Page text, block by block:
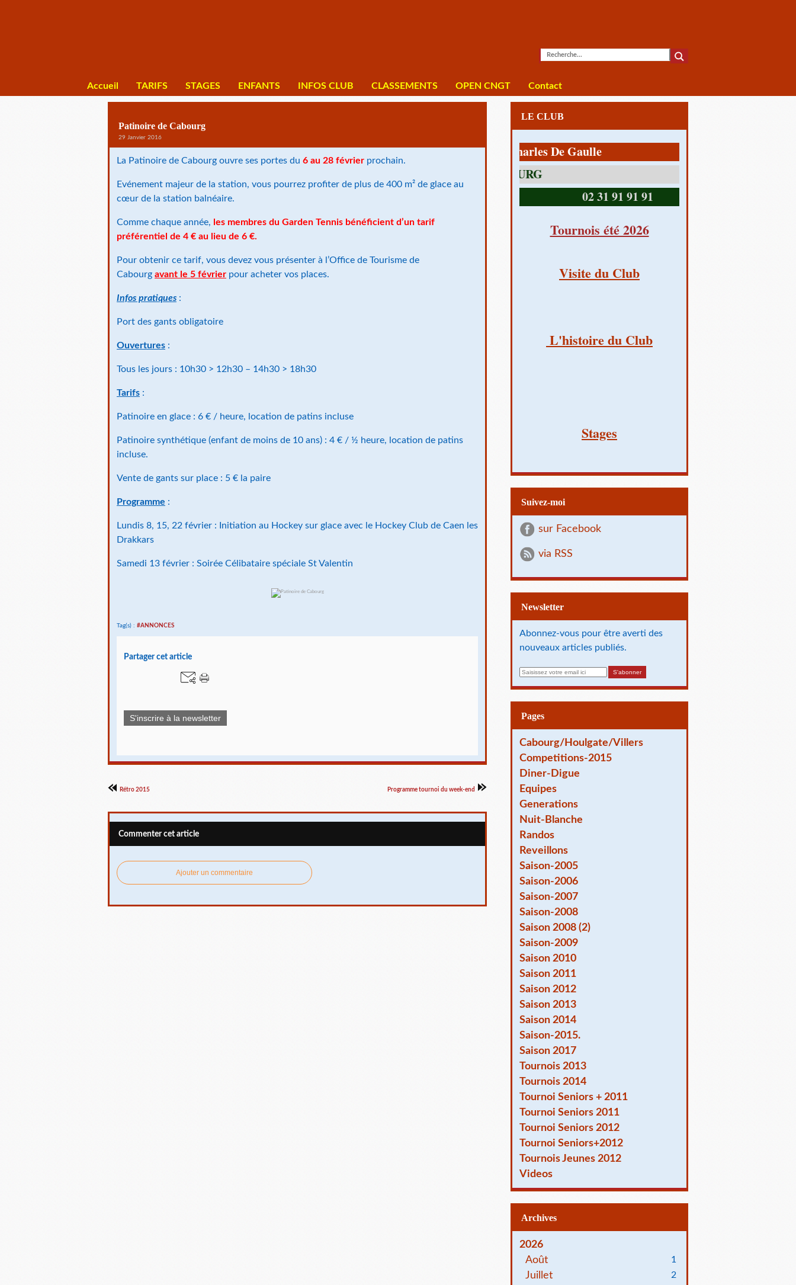
Accueil TARIFS STAGES ENFANTS INFOS CLUB CLASSEMENTS OPEN CNGT Contact
Patinoire de Cabourg
29 Janvier 2016
La Patinoire de Cabourg ouvre ses portes du 6 au 28 février prochain.
Evénement majeur de la station, vous pourrez profiter de plus de 400 m² de glace au
cœur de la station balnéaire.
Comme chaque année, les membres du Garden Tennis bénéficient d’un tarif
préférentiel de 4 € au lieu de 6 €.
Pour obtenir ce tarif, vous devez vous présenter à l’Office de Tourisme de
Cabourg avant le 5 février pour acheter vos places.
Infos pratiques :
Port des gants obligatoire
Ouvertures :
Tous les jours : 10h30 > 12h30 – 14h30 > 18h30
Tarifs :
Patinoire en glace : 6 € / heure, location de patins incluse
Patinoire synthétique (enfant de moins de 10 ans) : 4 € / ½ heure, location de patins
incluse.
Vente de gants sur place : 5 € la paire
Programme :
Lundis 8, 15, 22 février : Initiation au Hockey sur glace avec le Hockey Club de Caen les
Drakkars
Samedi 13 février : Soirée Célibataire spéciale St Valentin
Tag(s) : #ANNONCES
Partager cet article
S'inscrire à la newsletter
Rétro 2015 Programme tournoi du week-end
Commenter cet article
Ajouter un commentaire
LE CLUB
1 av Charles De Gaulle
02 31 91 91 91
Tournois été 2026
Visite du Club
L'histoire du Club
Stages
Suivez-moi
sur Facebook
via RSS
Newsletter
Abonnez-vous pour être averti des
nouveaux articles publiés.
a
i
Pages
Cabourg/Houlgate/Villers
Competitions-2015
Diner-Digue
Equipes
Generations
Nuit-Blanche
Randos
Reveillons
Saison-2005
Saison-2006
Saison-2007
Saison-2008
Saison 2008 (2)
Saison-2009
Saison 2010
Saison 2011
Saison 2012
Saison 2013
Saison 2014
Saison-2015.
Saison 2017
Tournois 2013
Tournois 2014
Tournoi Seniors + 2011
Tournoi Seniors 2011
Tournoi Seniors 2012
Tournoi Seniors+2012
Tournois Jeunes 2012
Videos
Archives
2026
Août
1
Juillet 2